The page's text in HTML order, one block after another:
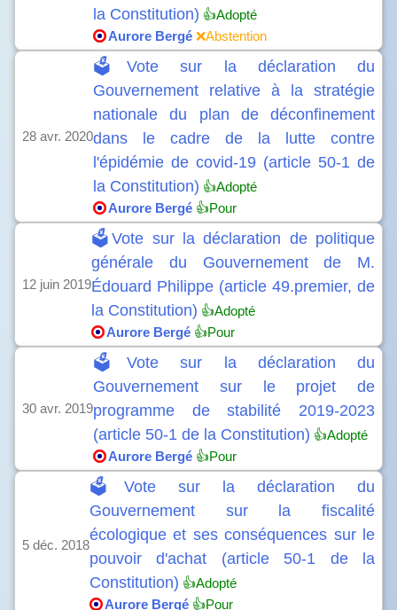
la Constitution) 👍Adopté
Aurore Bergé ❌Abstention
28 avr. 2020
🗳️Vote sur la déclaration du
Gouvernement relative à la stratégie
nationale du plan de déconfinement
dans le cadre de la lutte contre
l'épidémie de covid-19 (article 50-1 de
la Constitution) 👍Adopté
Aurore Bergé 👍Pour
12 juin 2019
🗳️Vote sur la déclaration de politique
générale du Gouvernement de M.
Édouard Philippe (article 49.premier, de
la Constitution) 👍Adopté
Aurore Bergé 👍Pour
30 avr. 2019
🗳️Vote sur la déclaration du
Gouvernement sur le projet de
programme de stabilité 2019-2023
(article 50-1 de la Constitution) 👍Adopté
Aurore Bergé 👍Pour
5 déc. 2018
🗳️Vote sur la déclaration du
Gouvernement sur la fiscalité
écologique et ses conséquences sur le
pouvoir d'achat (article 50-1 de la
Constitution) 👍Adopté
Aurore Bergé 👍Pour